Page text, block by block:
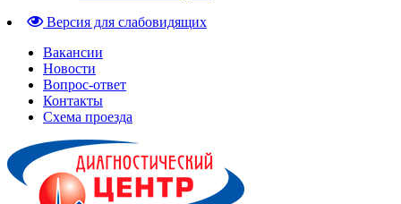
Версия для слабовидящих
Вакансии
Новости
Вопрос-ответ
Контакты
Схема проезда